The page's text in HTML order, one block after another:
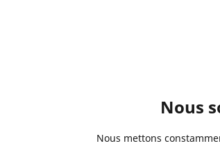
Nous
Nous mettons